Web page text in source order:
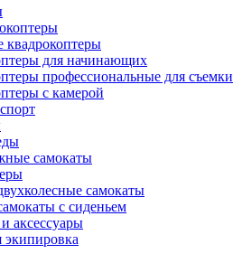
квадрокоптеры
для начинающих
профессиональные для съемки
с камерой
самокаты
самокаты
с сиденьем
аксессуары
экипировка